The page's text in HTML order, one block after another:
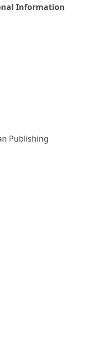
Information
Publishing